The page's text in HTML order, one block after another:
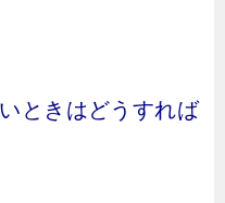
ときはどうすれば